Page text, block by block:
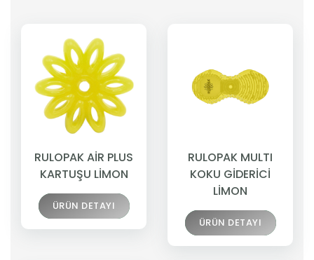
RULOPAK AİR PLUS
KARTUŞU LİMON
ÜRÜN DETAYI
RULOPAK MULTI
KOKU GİDERİCİ
LİMON
ÜRÜN DETAYI